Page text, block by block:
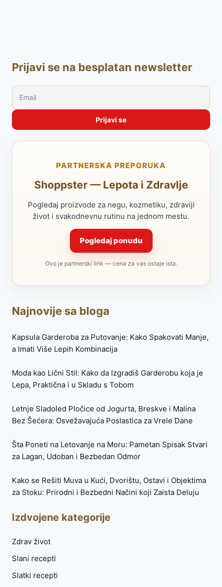
Prijavi se na besplatan newsletter
PARTNERSKA PREPORUKA
Shoppster — Lepota i Zdravlje
Pogledaj proizvode za negu, kozmetiku, zdraviji
život i svakodnevnu rutinu na jednom mestu.
Pogledaj ponudu
Ovo je partnerski link — cena za vas ostaje ista.
Najnovije sa bloga
Kapsula Garderoba za Putovanje: Kako Spakovati Manje,
a Imati Više Lepih Kombinacija
Moda kao Lični Stil: Kako da Izgradiš Garderobu koja je
Lepa, Praktična i u Skladu s Tobom
Letnje Sladoled Pločice od Jogurta, Breskve i Malina
Bez Šećera: Osvežavajuća Poslastica za Vrele Dane
Šta Poneti na Letovanje na Moru: Pametan Spisak Stvari
za Lagan, Udoban i Bezbedan Odmor
Kako se Rešiti Muva u Kući, Dvorištu, Ostavi i Objektima
za Stoku: Prirodni i Bezbedni Načini koji Zaista Deluju
Izdvojene kategorije
Zdrav život
Slani recepti
Slatki recepti